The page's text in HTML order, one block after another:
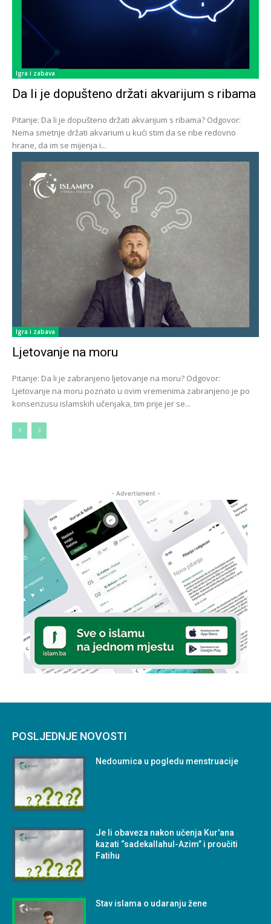
Igra i zabava
Da li je dopušteno držati akvarijum s ribama
Pitanje: Da li je dopušteno držati akvarijum s ribama? Odgovor:
Nema smetnje držati akvarium u kući stim da se ribe redovno
hrane, da im se mijenja i...
Igra i zabava
Ljetovanje na moru
Pitanje: Da li je zabranjeno ljetovanje na moru? Odgovor:
Ljetovanje na moru poznato u ovim vremenima zabranjeno je po
konsenzusu islamskih učenjaka, tim prije jer se...
- Advertisment -
POSLJEDNJE NOVOSTI
Nedoumica u pogledu menstruacije
Je li obaveza nakon učenja Kur'ana
kazati “sadekallahul-Azim” i proučiti
Fatihu
Stav islama o udaranju žene